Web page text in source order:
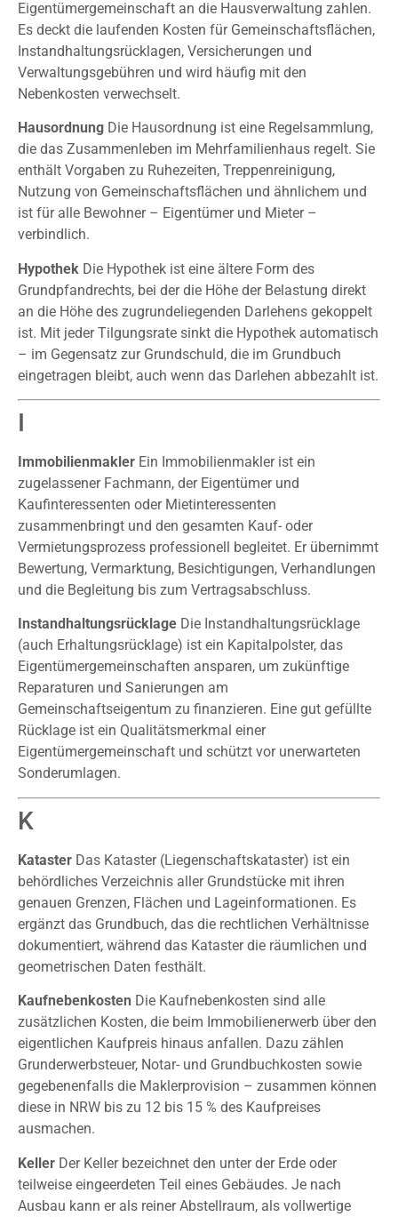
Eigentümergemeinschaft an die Hausverwaltung zahlen.
Es deckt die laufenden Kosten für Gemeinschaftsflächen,
Instandhaltungsrücklagen, Versicherungen und
Verwaltungsgebühren und wird häufig mit den
Nebenkosten verwechselt.
Hausordnung Die Hausordnung ist eine Regelsammlung,
die das Zusammenleben im Mehrfamilienhaus regelt. Sie
enthält Vorgaben zu Ruhezeiten, Treppenreinigung,
Nutzung von Gemeinschaftsflächen und ähnlichem und
ist für alle Bewohner – Eigentümer und Mieter –
verbindlich.
Hypothek Die Hypothek ist eine ältere Form des
Grundpfandrechts, bei der die Höhe der Belastung direkt
an die Höhe des zugrundeliegenden Darlehens gekoppelt
ist. Mit jeder Tilgungsrate sinkt die Hypothek automatisch
– im Gegensatz zur Grundschuld, die im Grundbuch
eingetragen bleibt, auch wenn das Darlehen abbezahlt ist.
I
Immobilienmakler Ein Immobilienmakler ist ein
zugelassener Fachmann, der Eigentümer und
Kaufinteressenten oder Mietinteressenten
zusammenbringt und den gesamten Kauf- oder
Vermietungsprozess professionell begleitet. Er übernimmt
Bewertung, Vermarktung, Besichtigungen, Verhandlungen
und die Begleitung bis zum Vertragsabschluss.
Instandhaltungsrücklage Die Instandhaltungsrücklage
(auch Erhaltungsrücklage) ist ein Kapitalpolster, das
Eigentümergemeinschaften ansparen, um zukünftige
Reparaturen und Sanierungen am
Gemeinschaftseigentum zu finanzieren. Eine gut gefüllte
Rücklage ist ein Qualitätsmerkmal einer
Eigentümergemeinschaft und schützt vor unerwarteten
Sonderumlagen.
K
Kataster Das Kataster (Liegenschaftskataster) ist ein
behördliches Verzeichnis aller Grundstücke mit ihren
genauen Grenzen, Flächen und Lageinformationen. Es
ergänzt das Grundbuch, das die rechtlichen Verhältnisse
dokumentiert, während das Kataster die räumlichen und
geometrischen Daten festhält.
Kaufnebenkosten Die Kaufnebenkosten sind alle
zusätzlichen Kosten, die beim Immobilienerwerb über den
eigentlichen Kaufpreis hinaus anfallen. Dazu zählen
Grunderwerbsteuer, Notar- und Grundbuchkosten sowie
gegebenenfalls die Maklerprovision – zusammen können
diese in NRW bis zu 12 bis 15 % des Kaufpreises
ausmachen.
Keller Der Keller bezeichnet den unter der Erde oder
teilweise eingeerdeten Teil eines Gebäudes. Je nach
Ausbau kann er als reiner Abstellraum, als vollwertige